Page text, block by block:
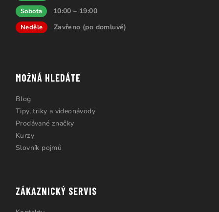
Sobota 10:00 – 19:00
Neděle Zavřeno (po domluvě)
MOŽNÁ HLEDÁTE
Blog
Tipy, triky a videonávody
Prodávané značky
Kurzy
Slovník pojmů
ZÁKAZNICKÝ SERVIS